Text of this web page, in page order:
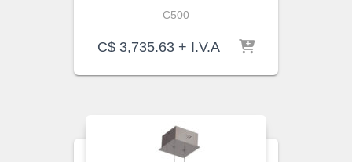
C500
C$ 3,735.63 + I.V.A